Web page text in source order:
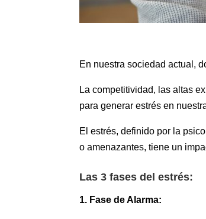
En nuestra sociedad actual,
La competitividad, las altas
para generar estrés en
El estrés, definido por la
o amenazantes, tiene un
Las 3 fases del estrés:
1. Fase de Alarma: